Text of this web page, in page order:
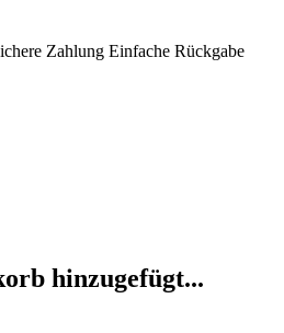
Zahlung Einfache Rückgabe
hinzugefügt...